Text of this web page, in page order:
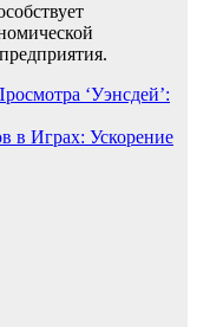
‘Уэнсдей’:
в Играх: Ускорение